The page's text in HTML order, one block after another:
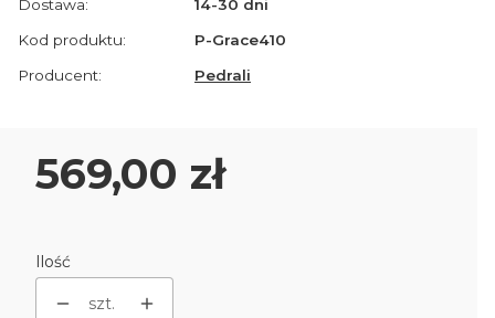
Dostawa:
14-30 dni
Kod produktu:
P-Grace410
Producent:
Pedrali
Cena
569,00 zł
Ilość
szt.